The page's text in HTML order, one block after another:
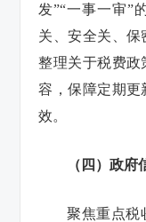
发”“一事一审”
关、安全关、
整理关于税费政
容，保障定期更
效。
（四）政
聚焦重点税